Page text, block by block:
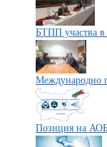
БТПП участва в
Международно
Позиция на